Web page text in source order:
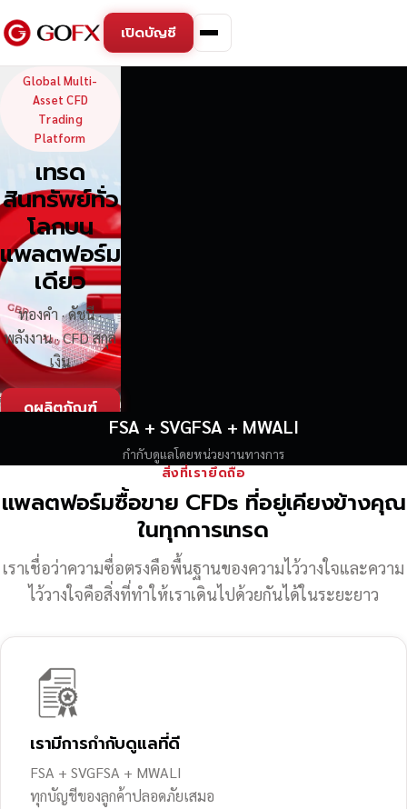
เปิดบัญชี
GoFX — Global Multi-
Global Multi-
Asset CFD
Trading
Platform
เทรด
สินทรัพย์ทั่ว
โลกบน
แพลตฟอร์ม
เดียว
ทองคำ · ดัชนี ·
พลังงาน · CFD สกุล
เงิน
ดูผลิตภัณฑ์
FSA + SVGFSA + MWALI
กำกับดูแลโดยหน่วยงานทางการ
สิ่งที่เรายึดถือ
แพลตฟอร์มซื้อขาย CFDs ที่อยู่เคียงข้างคุณ
ในทุกการเทรด
เราเชื่อว่าความซื่อตรงคือพื้นฐานของความไว้วางใจและความ
ไว้วางใจคือสิ่งที่ทำให้เราเดินไปด้วยกันได้ในระยะยาว
เรามีการกำกับดูแลที่ดี
FSA + SVGFSA + MWALI
ทุกบัญชีของลูกค้าปลอดภัยเสมอ